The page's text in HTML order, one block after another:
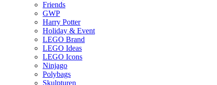
Friends
GWP
Harry Potter
Holiday & Event
LEGO Brand
LEGO Ideas
LEGO Icons
Ninjago
Polybags
Skulpturen